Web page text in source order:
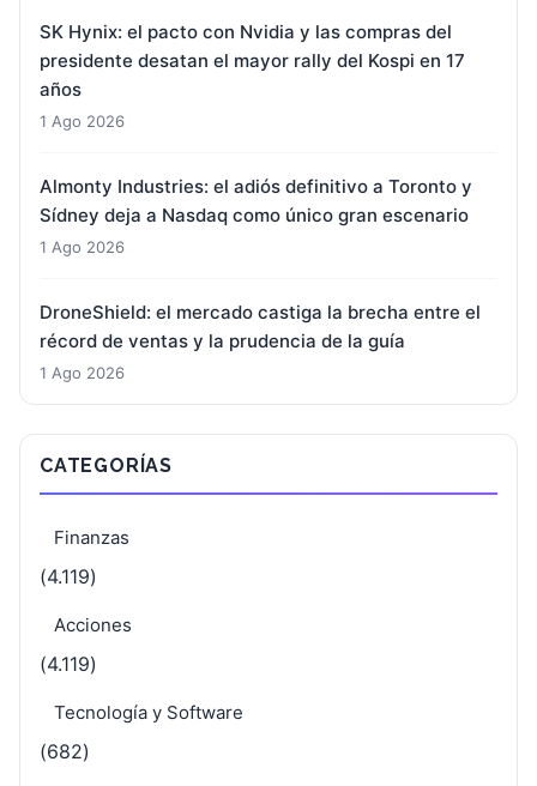
SK Hynix: el pacto con Nvidia y las compras del
presidente desatan el mayor rally del Kospi en 17
años
1 Ago 2026
Almonty Industries: el adiós definitivo a Toronto y
Sídney deja a Nasdaq como único gran escenario
1 Ago 2026
DroneShield: el mercado castiga la brecha entre el
récord de ventas y la prudencia de la guía
1 Ago 2026
CATEGORÍAS
Finanzas
(4.119)
Acciones
(4.119)
Tecnología y Software
(682)